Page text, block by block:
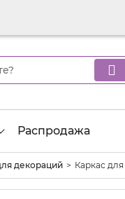
Распродажа
декораций Каркас